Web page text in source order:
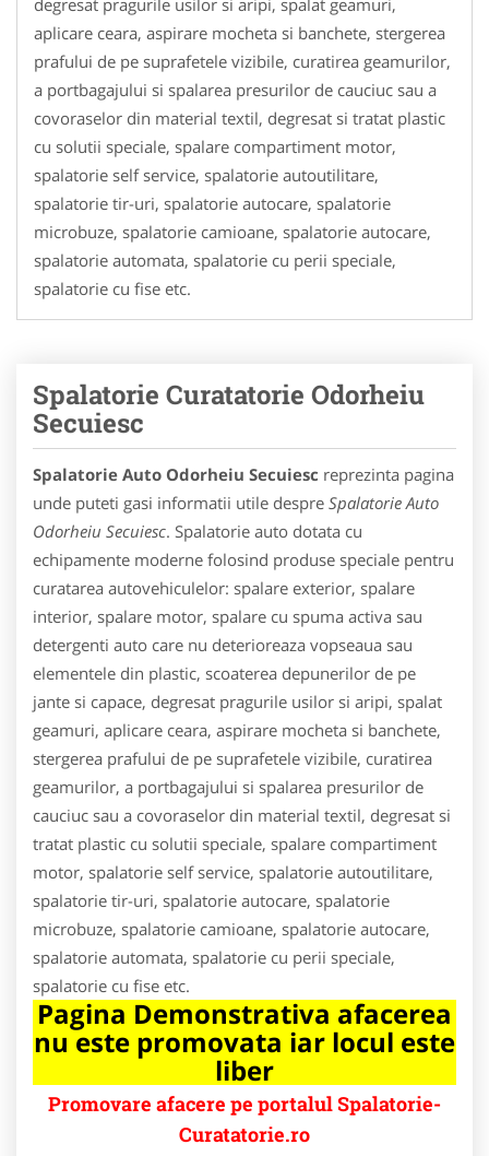
aplicare ceara, aspirare mocheta si banchete, stergerea
prafului de pe suprafetele vizibile, curatirea geamurilor,
a portbagajului si spalarea presurilor de cauciuc sau a
covoraselor din material textil, degresat si tratat plastic
cu solutii speciale, spalare compartiment motor,
spalatorie self service, spalatorie autoutilitare,
spalatorie tir-uri, spalatorie autocare, spalatorie
microbuze, spalatorie camioane, spalatorie autocare,
spalatorie automata, spalatorie cu perii speciale,
spalatorie cu fise etc.
Spalatorie Curatatorie Odorheiu
Secuiesc
Spalatorie Auto Odorheiu Secuiesc reprezinta pagina
unde puteti gasi informatii utile despre Spalatorie Auto
Odorheiu Secuiesc. Spalatorie auto dotata cu
echipamente moderne folosind produse speciale pentru
curatarea autovehiculelor: spalare exterior, spalare
interior, spalare motor, spalare cu spuma activa sau
detergenti auto care nu deterioreaza vopseaua sau
elementele din plastic, scoaterea depunerilor de pe
jante si capace, degresat pragurile usilor si aripi, spalat
geamuri, aplicare ceara, aspirare mocheta si banchete,
stergerea prafului de pe suprafetele vizibile, curatirea
geamurilor, a portbagajului si spalarea presurilor de
cauciuc sau a covoraselor din material textil, degresat si
tratat plastic cu solutii speciale, spalare compartiment
motor, spalatorie self service, spalatorie autoutilitare,
spalatorie tir-uri, spalatorie autocare, spalatorie
microbuze, spalatorie camioane, spalatorie autocare,
spalatorie automata, spalatorie cu perii speciale,
spalatorie cu fise etc.
Pagina Demonstrativa afacerea
nu este promovata iar locul este
liber
Promovare afacere pe portalul Spalatorie-
Curatatorie.ro